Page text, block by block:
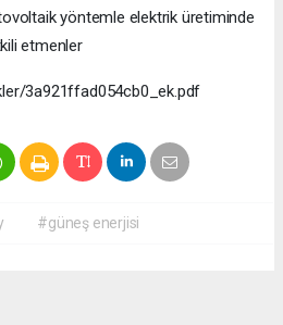
yöntemle elektrik üretiminde
etmenler
3a921ffad054cb0_ek.pdf
#güneş enerjisi